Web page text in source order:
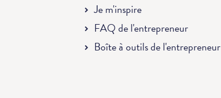
Je m'inspire
FAQ de l'entrepreneur
Boîte à outils de l'entrepreneur